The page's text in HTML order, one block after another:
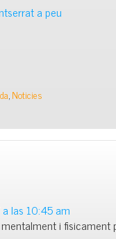
a peu
,Noticies
las 10:45 am
mentalment i fisicament